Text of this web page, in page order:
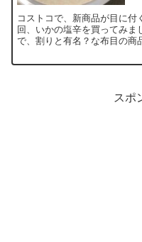
コストコで、新商品が目に
回、いかの塩辛を買ってみま
で、割りと有名？な布目の商
た。...
スポ